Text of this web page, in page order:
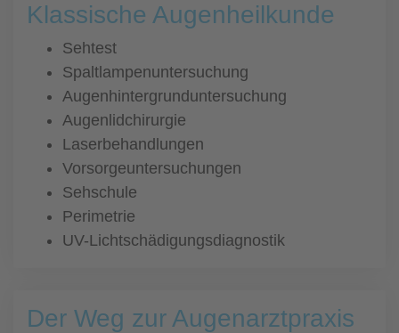
Klassische Augenheilkunde
Sehtest
Spaltlampenuntersuchung
Augenhintergrunduntersuchung
Augenlidchirurgie
Laserbehandlungen
Vorsorgeuntersuchungen
Sehschule
Perimetrie
UV-Lichtschädigungsdiagnostik
Der Weg zur Augenarztpraxis